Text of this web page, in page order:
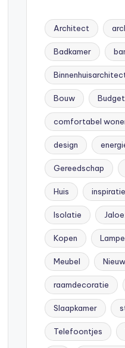
Architect
Badkamer
Bouw Budget
comfortabel
design
Gereedschap
Huis inspiratie
Isolatie
Kopen
Meubel
raamdecoratie
Slaapkamer
Telefoontjes